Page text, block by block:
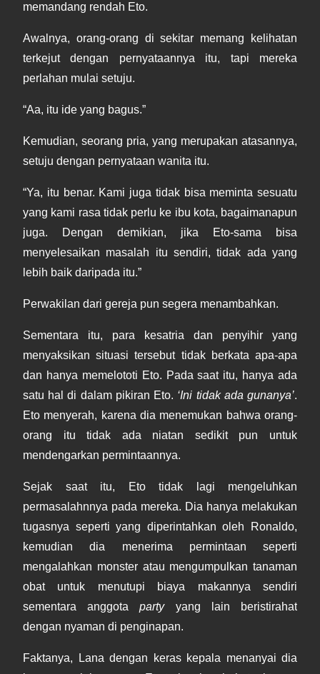
memandang rendah Eto.
Awalnya, orang-orang di sekitar memang kelihatan
terkejut dengan pernyataannya itu, tapi mereka
perlahan mulai setuju.
“Aa, itu ide yang bagus.”
Kemudian, seorang pria, yang merupakan atasannya,
setuju dengan pernyataan wanita itu.
“Ya, itu benar. Kami juga tidak bisa meminta sesuatu
yang kami rasa tidak perlu ke ibu kota, bagaimanapun
juga. Dengan demikian, jika Eto-sama bisa
menyelesaikan masalah itu sendiri, tidak ada yang
lebih baik daripada itu.”
Perwakilan dari gereja pun segera menambahkan.
Sementara itu, para kesatria dan penyihir yang
menyaksikan situasi tersebut tidak berkata apa-apa
dan hanya memelototi Eto. Pada saat itu, hanya ada
satu hal di dalam pikiran Eto. ‘Ini tidak ada gunanya’.
Eto menyerah, karena dia menemukan bahwa orang-
orang itu tidak ada niatan sedikit pun untuk
mendengarkan permintaannya.
Sejak saat itu, Eto tidak lagi mengeluhkan
permasalahnnya pada mereka. Dia hanya melakukan
tugasnya seperti yang diperintahkan oleh Ronaldo,
kemudian dia menerima permintaan seperti
mengalahkan monster atau mengumpulkan tanaman
obat untuk menutupi biaya makannya sendiri
sementara anggotapartyyang lain beristirahat
dengan nyaman di penginapan.
Faktanya, Lana dengan keras kepala menanyai dia